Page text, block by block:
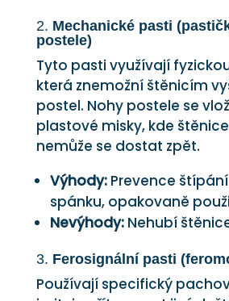
2. Mechanické pasti
postele)
Tyto pasti využívají
která znemožní štěnicím
postel. Nohy postele se
plastové misky, kde
nemůže se dostat zpět.
Výhody:Prevence
spánku, opakovaně
Nevýhody:Nehubí
3. Ferosignální pasti
Používají specifický